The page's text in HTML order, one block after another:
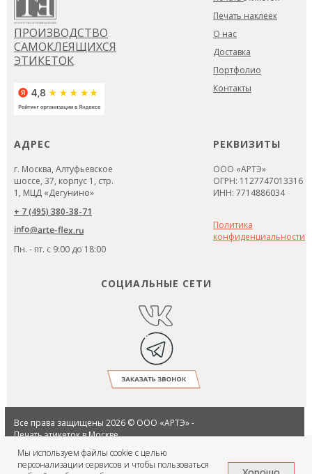
Политика
конфиденциальности
ООО «АРТЭ»
ОГРН: 1127747013316
ИНН: 7714886034
г. Москва, Алтуфьевское
шоссе, 37, корпус 1, стр.
1, МЦД «Дегунино»
info@arte-flex.ru
+ 7 (495) 380-38-71
Пн. - пт. с 9:00 до 18:00
ПРОИЗВОДСТВО
САМОКЛЕЯЩИХСЯ
ЭТИКЕТОК
АДРЕС РЕКВИЗИТЫ
СОЦИАЛЬНЫЕ СЕТИ
Печать наклеек
О нас
Доставка
Портфолио
Контакты
Все права защищены 2026 © ООО «АРТЭ» -
Печать этикеток в Москве
Использование материалов разрешено
только при условии указания источника
Предложения на сайте не являются
Мы используем файлы cookie с целью
персонализации сервисов и чтобы пользоваться